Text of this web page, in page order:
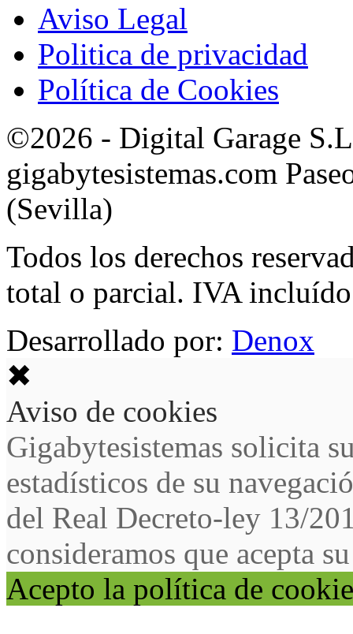
Aviso Legal
Politica de privacidad
Política de Cookies
©2026 - Digital Garage
gigabytesistemas.com
(Sevilla)
Todos los derechos
total o parcial. IVA
Desarrollado por: Denox
✖
Aviso de cookies
Gigabytesistemas solicita
estadísticos de su
del Real Decreto-ley 13/
consideramos que acepta
Acepto la política de